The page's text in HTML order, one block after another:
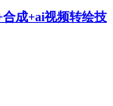
成+ai视频转绘技